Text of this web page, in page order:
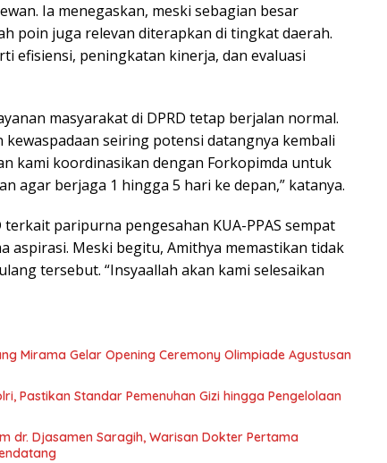
Ia menegaskan, meski sebagian besar
poin juga relevan diterapkan di tingkat daerah.
efisiensi, peningkatan kinerja, dan evaluasi
masyarakat di DPRD tetap berjalan normal.
seiring potensi datangnya kembali
kami koordinasikan dengan Forkopimda untuk
agar berjaga 1 hingga 5 hari ke depan,” katanya.
paripurna pengesahan KUA-PPAS sempat
aspirasi. Meski begitu, Amithya memastikan tidak
tersebut. “Insyaallah akan kami selesaikan
Mirama Gelar Opening Ceremony Olimpiade Agustusan
Pastikan Standar Pemenuhan Gizi hingga Pengelolaan
dr. Djasamen Saragih, Warisan Dokter Pertama